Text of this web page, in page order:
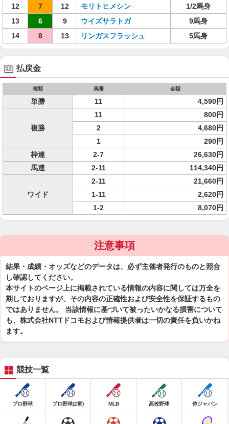
12
7 12 モリトヒメシン
1/2馬身
13
6 9 ウイズサラトガ
9馬身
14
8 13 リンガスフラッシュ 5馬身
払戻金
種類 馬番 金額
単勝 11 4,590円
複勝
11
800円
2
4,680円
1
290円
枠連
2-7
26,630円
馬連
2-11 114,340円
ワイド
2-11
21,660円
1-11
2,620円
1-2
8,070円
注意事項
結果・成績・オッズなどのデータは、必ず主催者発行のものと照合
し確認してください。
本サイトのページ上に掲載されている情報の内容に関しては万全を
期しておりますが、その内容の正確性および安全性を保証するもの
ではありません。 当該情報に基づいて被ったいかなる損害について
も、株式会社NTTドコモおよび情報提供者は一切の責任を負いかね
ます。
競技一覧
プロ野球 プロ野球(2軍) MLB 高校野球 侍ジャパン